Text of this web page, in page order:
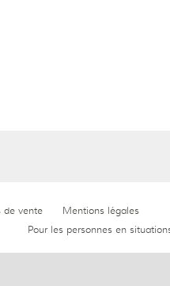
de vente
Mentions légales
Pour les personnes en